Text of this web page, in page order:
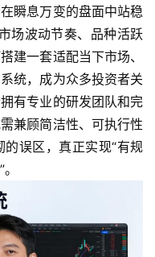
瞬息万变的盘面中站稳
场波动节奏、品种活跃
建一套适配当下市场、
统，成为众多投资者关
有专业的研发团队和完
兼顾简洁性、可执行性
误区，真正实现“有规